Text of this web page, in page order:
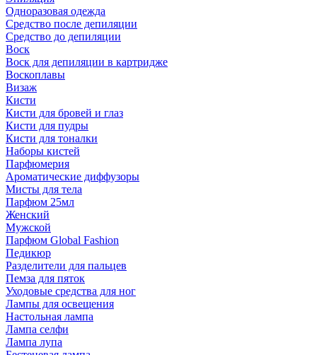
Одноразовая одежда
Средство после депиляции
Средство до депиляции
Воск
Воск для депиляции в картридже
Воскоплавы
Визаж
Кисти
Кисти для бровей и глаз
Кисти для пудры
Кисти для тоналки
Наборы кистей
Парфюмерия
Ароматические диффузоры
Мисты для тела
Парфюм 25мл
Женский
Мужской
Парфюм Global Fashion
Педикюр
Разделители для пальцев
Пемза для пяток
Уходовые средства для ног
Лампы для освещения
Настольная лампа
Лампа селфи
Лампа лупа